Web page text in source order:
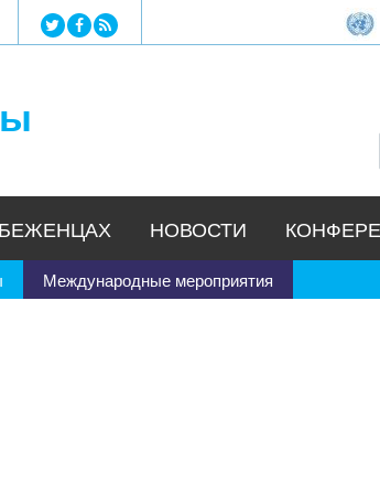
Jump to navigation
Международные мероприятия
НОВОСТИ